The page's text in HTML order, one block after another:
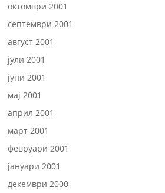
октомври 2001
септември 2001
август 2001
јули 2001
јуни 2001
мај 2001
април 2001
март 2001
февруари 2001
јануари 2001
декември 2000